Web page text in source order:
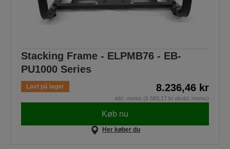
Stacking Frame - ELPMB76 - EB-
PU1000 Series
Lavt på lager 8.236,46 kr
inkl. moms (6.589,17 kr ekskl. moms)
Køb nu
Her køber du